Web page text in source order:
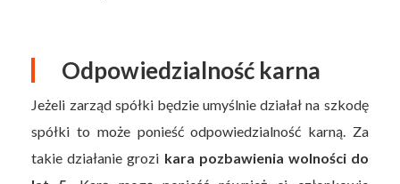
Odpowiedzialność karna
Jeżeli zarząd spółki będzie umyślnie działał na szkodę
spółki to może ponieść odpowiedzialność karną. Za
takie działanie grozi kara pozbawienia wolności do